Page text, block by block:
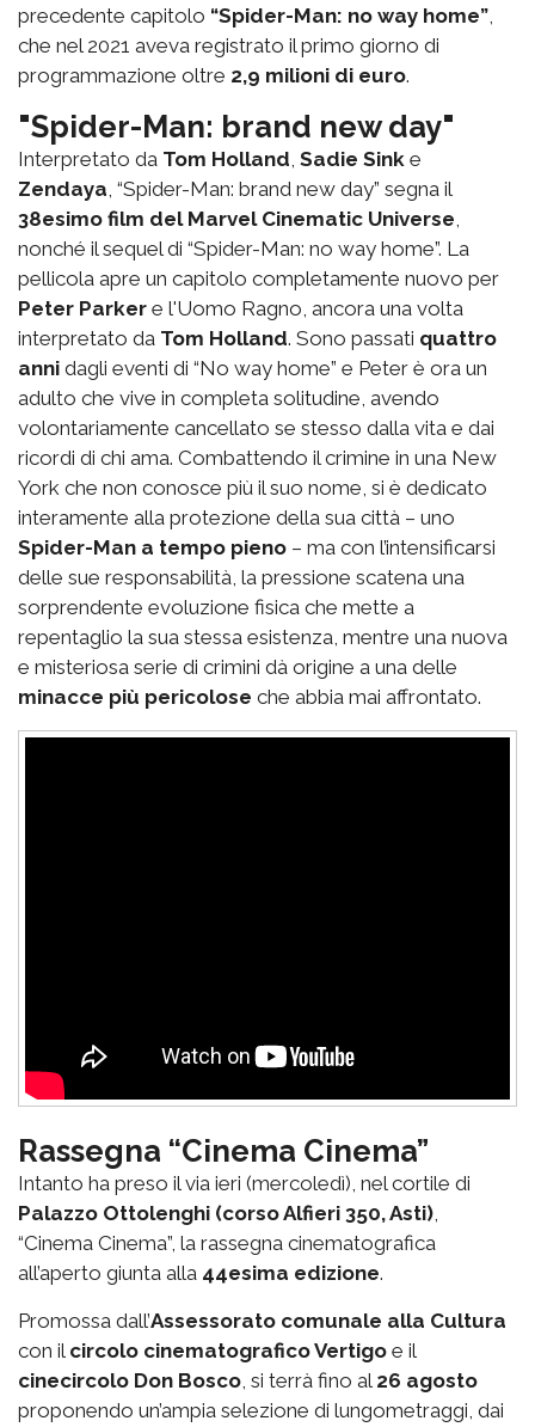
precedente capitolo “Spider-Man: no way home”,
che nel 2021 aveva registrato il primo giorno di
programmazione oltre 2,9 milioni di euro.
"Spider-Man: brand new day"
Interpretato da Tom Holland, Sadie Sink e
Zendaya, “Spider-Man: brand new day” segna il
38esimo film del Marvel Cinematic Universe,
nonché il sequel di “Spider-Man: no way home”. La
pellicola apre un capitolo completamente nuovo per
Peter Parker e l'Uomo Ragno, ancora una volta
interpretato da Tom Holland. Sono passati quattro
anni dagli eventi di “No way home” e Peter è ora un
adulto che vive in completa solitudine, avendo
volontariamente cancellato se stesso dalla vita e dai
ricordi di chi ama. Combattendo il crimine in una New
York che non conosce più il suo nome, si è dedicato
interamente alla protezione della sua città – uno
Spider-Man a tempo pieno – ma con l’intensificarsi
delle sue responsabilità, la pressione scatena una
sorprendente evoluzione fisica che mette a
repentaglio la sua stessa esistenza, mentre una nuova
e misteriosa serie di crimini dà origine a una delle
minacce più pericolose che abbia mai affrontato.
Rassegna “Cinema Cinema”
Intanto ha preso il via ieri (mercoledì), nel cortile di
Palazzo Ottolenghi (corso Alfieri 350, Asti),
“Cinema Cinema”, la rassegna cinematografica
all’aperto giunta alla 44esima edizione.
Promossa dall’Assessorato comunale alla Cultura
con il circolo cinematografico Vertigo e il
cinecircolo Don Bosco, si terrà fino al 26 agosto
proponendo un’ampia selezione di lungometraggi, dai